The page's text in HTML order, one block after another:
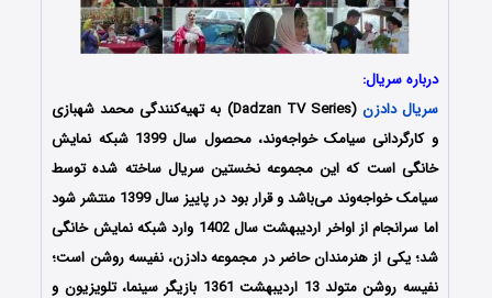
درباره سریال:
سریال دادزن
(Dadzan TV Series) به تهیه‌کنندگی محمد شهبازی
و کارگردانی سیامک خواجه‌وند، محصول سال 1399 شبکه نمایش
خانگی است که این مجموعه نخستین سریال ساخته شده توسط
سیامک خواجه‌وند می‌باشد و قرار بود در پاییز سال 1399 منتشر شود
اما سرانجام از اواخر اردیبهشت سال 1402 وارد شبکه نمایش خانگی
شد؛ یکی از هنرمندان حاضر در مجموعه دادزن، نفیسه روشن است؛
نفیسه روشن متولد 13 اردیبهشت 1361 بازیگر سینما، تلویزیون و